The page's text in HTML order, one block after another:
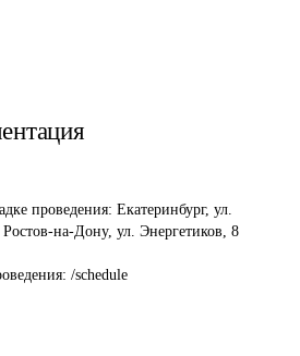
проведения: Екатеринбург, ул.
на-Дону, ул. Энергетиков, 8
/schedule